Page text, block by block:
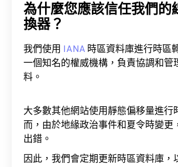
為什麼您應該信任我們的
換器？
我們使用 IANA 時區資料庫進行時區
一個知名的權威機構，負責協調和管
料。
大多數其他網站使用靜態偏移量進行
而，由於地緣政治事件和夏令時變更
出錯。
因此，我們會定期更新時區資料庫，